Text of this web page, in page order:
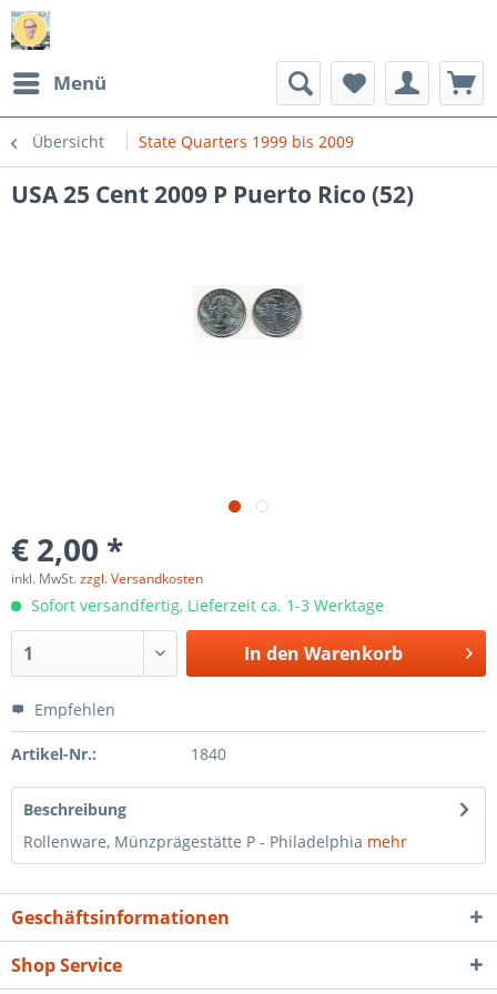
Menü
Übersicht State Quarters 1999 bis 2009
USA 25 Cent 2009 P Puerto Rico (52)
€ 2,00 *
inkl. MwSt.zzgl. Versandkosten
Sofort versandfertig, Lieferzeit ca. 1-3 Werktage
In den Warenkorb
Empfehlen
Artikel-Nr.: 1840
Beschreibung
Rollenware, Münzprägestätte P - Philadelphia mehr
Geschäftsinformationen
Shop Service